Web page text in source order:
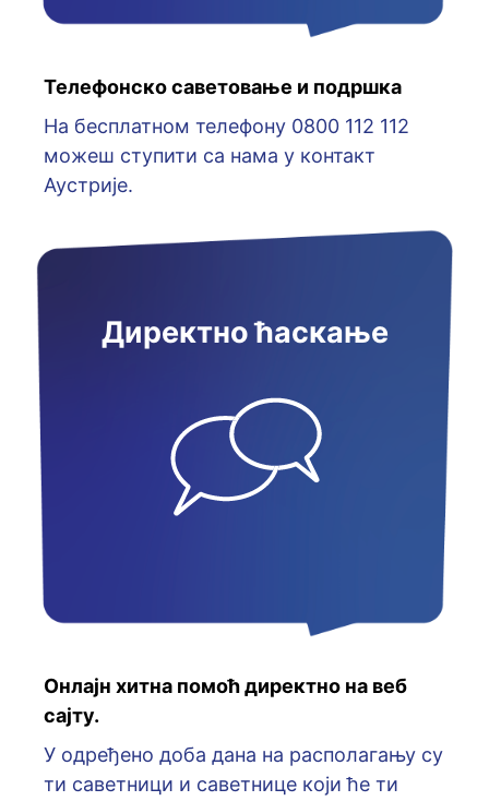
Телефонско саветовање и подршка
На бесплатном телефону 0800 112 112
можеш ступити са нама у контакт
Аустрије.
Директно ћаскање
Онлајн хитна помоћ директно на веб
сајту.
У oдрeђeнo дoбa дaнa нa рaспoлaгaњу су
ти сaвeтници и сaвeтницe кojи ћe ти